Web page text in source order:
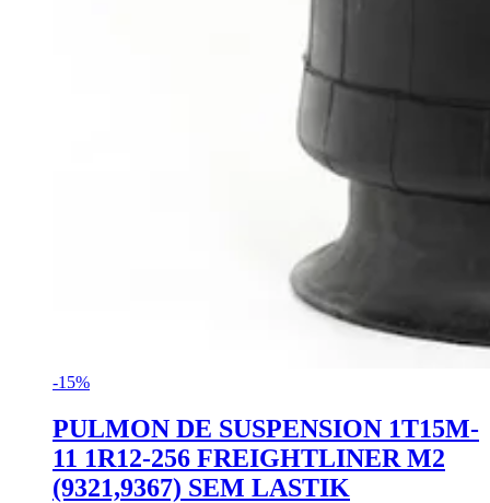
-15%
PULMON DE SUSPENSION 1T15M-
11 1R12-256 FREIGHTLINER M2
(9321,9367) SEM LASTIK